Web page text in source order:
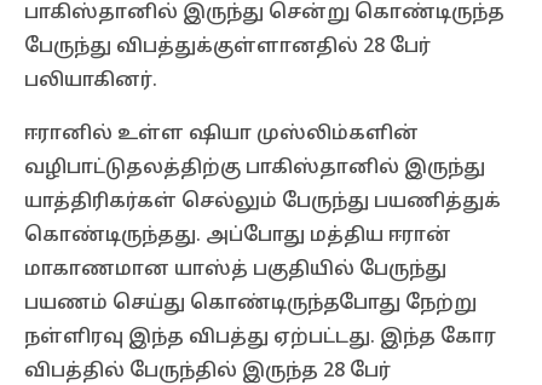
பாகிஸ்தானில் இருந்து சென்று கொண்டிருந்த
பேருந்து விபத்துக்குள்ளானதில் 28 பேர்
பலியாகினர்.
ஈரானில் உள்ள ஷியா முஸ்லிம்களின்
வழிபாட்டுதலத்திற்கு பாகிஸ்தானில் இருந்து
யாத்திரிகர்கள் செல்லும் பேருந்து பயணித்துக்
கொண்டிருந்தது. அப்போது மத்திய ஈரான்
மாகாணமான யாஸ்த் பகுதியில் பேருந்து
பயணம் செய்து கொண்டிருந்தபோது நேற்று
நள்ளிரவு இந்த விபத்து ஏற்பட்டது. இந்த கோர
விபத்தில் பேருந்தில் இருந்த 28 பேர்